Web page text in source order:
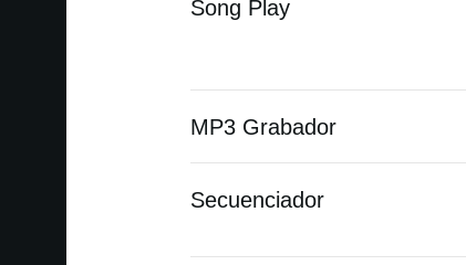
Song Play
MP3 Grabador
Secuenciador